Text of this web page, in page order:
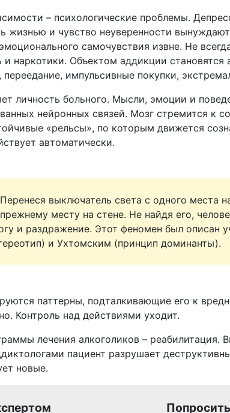
– психологические проблемы.
жизнью и чувство неуверенности
самочувствия извне. Не
и наркотики. Объектом аддикции становятся
импульсивные покупки,
личность больного. Мысли, эмоции и
нейронных связей. Мозг стремится к
«рельсы», по которым движется
автоматически.
Перенеся выключатель света с одного места
месту на стене. Не найдя его,
и раздражение. Этот феномен был описан
и Ухтомским (принцип доминанты).
паттерны, подталкивающие его к
Контроль над действиями уходит.
лечения алкоголиков – реабилитация.
пациент разрушает
новые.